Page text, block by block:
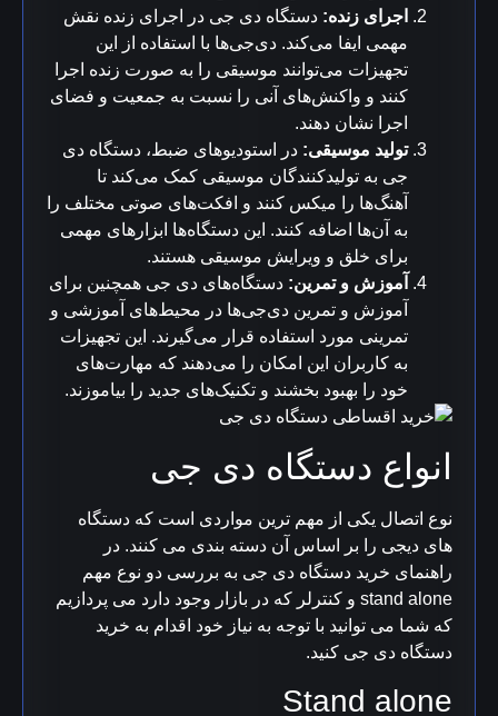
اجرای زنده: دستگاه دی جی در اجرای زنده نقش
مهمی ایفا می‌کند. دی‌جی‌ها با استفاده از این
تجهیزات می‌توانند موسیقی را به صورت زنده اجرا
کنند و واکنش‌های آنی را نسبت به جمعیت و فضای
اجرا نشان دهند.
تولید موسیقی: در استودیوهای ضبط، دستگاه دی
جی به تولیدکنندگان موسیقی کمک می‌کند تا
آهنگ‌ها را میکس کنند و افکت‌های صوتی مختلف را
به آن‌ها اضافه کنند. این دستگاه‌ها ابزارهای مهمی
برای خلق و ویرایش موسیقی هستند.
آموزش و تمرین: دستگاه‌های دی جی همچنین برای
آموزش و تمرین دی‌جی‌ها در محیط‌های آموزشی و
تمرینی مورد استفاده قرار می‌گیرند. این تجهیزات
به کاربران این امکان را می‌دهند که مهارت‌های
خود را بهبود بخشند و تکنیک‌های جدید را بیاموزند.
انواع دستگاه دی جی
نوع اتصال یکی از مهم ترین مواردی است که دستگاه
های دیجی را بر اساس آن دسته بندی می کنند. در
راهنمای خرید دستگاه دی جی به بررسی دو نوع مهم
stand alone و کنترلر که در بازار وجود دارد می پردازیم
که شما می توانید با توجه به نیاز خود اقدام به خرید
دستگاه دی جی کنید.
Stand alone